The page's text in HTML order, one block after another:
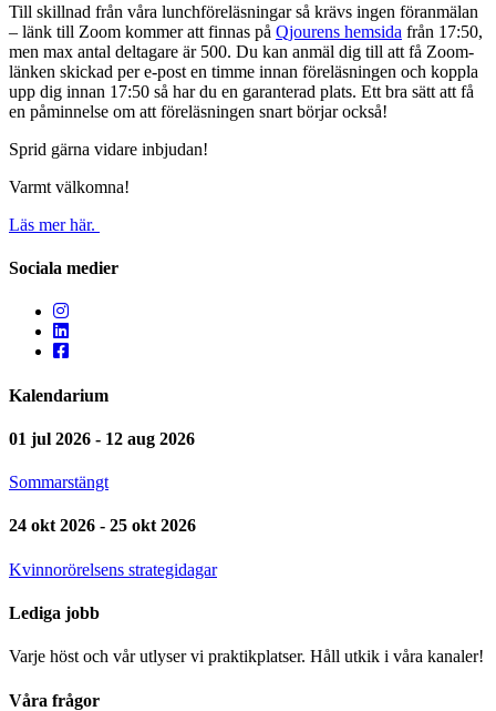
Till skillnad från våra lunchföreläsningar så krävs ingen föranmälan
– länk till Zoom kommer att finnas på Qjourens hemsida från 17:50,
men max antal deltagare är 500. Du kan anmäl dig till att få Zoom-
länken skickad per e-post en timme innan föreläsningen och koppla
upp dig innan 17:50 så har du en garanterad plats. Ett bra sätt att få
en påminnelse om att föreläsningen snart börjar också!
Sprid gärna vidare inbjudan!
Varmt välkomna!
Läs mer här.
Sociala medier
Kalendarium
01 jul 2026 - 12 aug 2026
Sommarstängt
24 okt 2026 - 25 okt 2026
Kvinnorörelsens strategidagar
Lediga jobb
Varje höst och vår utlyser vi praktikplatser. Håll utkik i våra kanaler!
Våra frågor